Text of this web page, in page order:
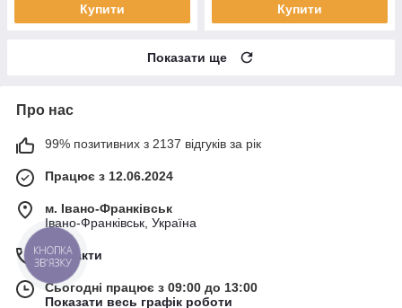
Купити Купити
Показати ще
Про нас
99% позитивних з 2137 відгуків за рік
Працює з 12.06.2024
м. Івано-Франківськ
Івано-Франківськ, Україна
Контакти
Сьогодні працює з 09:00 до 13:00
Показати весь графік роботи
КНОПКА
ЗВ'ЯЗКУ